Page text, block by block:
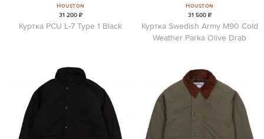
Houston
31 200 ₽
Куртка PCU L-7 Type 1 Black
Houston
31 500 ₽
Куртка Swedish Army M90 Cold
Weather Parka Olive Drab